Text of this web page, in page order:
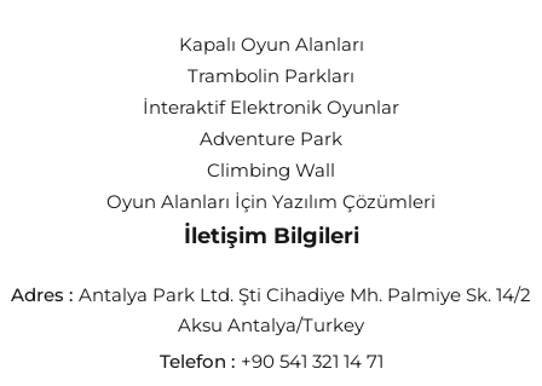
Kapalı Oyun Alanları
Trambolin Parkları
İnteraktif Elektronik Oyunlar
Adventure Park
Climbing Wall
Oyun Alanları İçin Yazılım Çözümleri
İletişim Bilgileri
Adres : Antalya Park Ltd. Şti Cihadiye Mh. Palmiye Sk. 14/2
Aksu Antalya/Turkey
Telefon : +90 541 321 14 71